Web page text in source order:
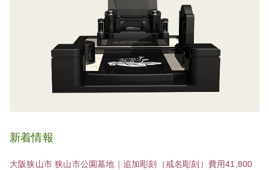
新着情報
大阪狭山市 狭山市公園墓地｜追加彫刻（戒名彫刻）費用41,800